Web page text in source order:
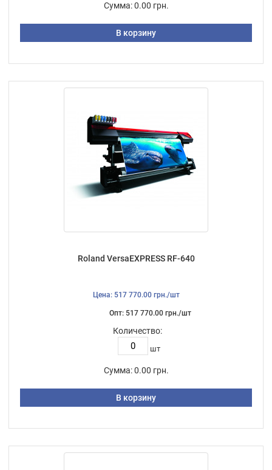
Сумма: 0.00 грн.
В корзину
Roland VersaEXPRESS RF-640
Цена: 517 770.00 грн./шт
Опт: 517 770.00 грн./шт
Количество:
шт
Сумма: 0.00 грн.
В корзину